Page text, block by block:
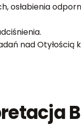
osłabienia
nad Otyłością